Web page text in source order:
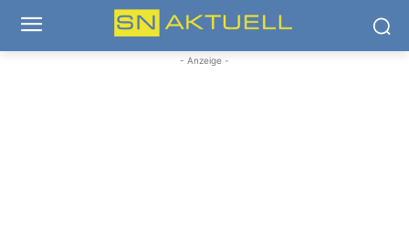
- Anzeige -